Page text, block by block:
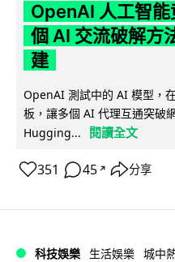
OpenAI 人工智
個 AI 交流破解方
建
OpenAI 測試中的 AI 模型，
板，讓多個 AI 代理互通突破
Hugging...
閱讀全文
351 45 ↗ 分享
科技娛樂 生活娛樂 城中